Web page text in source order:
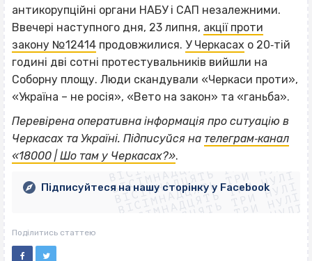
антикорупційні органи НАБУ і САП незалежними.
Ввечері наступного дня, 23 липня, акції проти
закону №12414 продовжилися. У Черкасах о 20‐тій
годині дві сотні протестувальників вийшли на
Соборну площу. Люди скандували «Черкаси проти»,
«Україна – не росія», «Вето на закон» та «ганьба».
Перевірена оперативна інформація про ситуацію в
Черкасах та Україні. Підписуйся на телеграм‐канал
«18000 | Шо там у Черкасах?».
ВІСІМНАДЦЯТЬ ТРИ НУЛІ
ВІСІМНАДЦЯТЬ ТРИ НУЛІ
ВІСІМНАДЦЯТЬ ТРИ НУЛІ
ВІСІМНАДЦЯТЬ ТРИ НУЛІ
ВІСІМНАДЦЯТЬ ТРИ НУЛІ
ВІСІМНАДЦЯТЬ ТРИ НУЛІ
ВІСІМНАДЦЯТЬ ТРИ НУЛІ
ВІСІМНАДЦЯТЬ ТРИ НУЛІ
Підписуйтеся на нашу сторінку у Facebook
Поділитись статтею